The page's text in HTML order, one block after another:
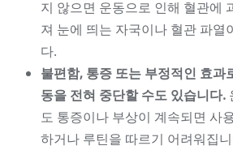
지 않으면 운동으로 인해 혈관에
져 눈에 띄는 자국이나 혈관 파열
다.
불편함, 통증 또는 부정적인 효과
동을 전혀 중단할 수도 있습니다.
도 통증이나 부상이 계속되면 사
하거나 루틴을 따르기 어려워집